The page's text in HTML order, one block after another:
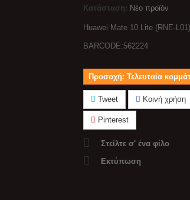
Κατάσταση: Νέο προϊόν
Huawei Mate 10 Lite (RNE-
BARCODE:562224
Προσοχή: Τελευταία
Tweet Κοινή χρήση
Pinterest
Στείλτε σ' ένα φίλο
Εκτύπωση